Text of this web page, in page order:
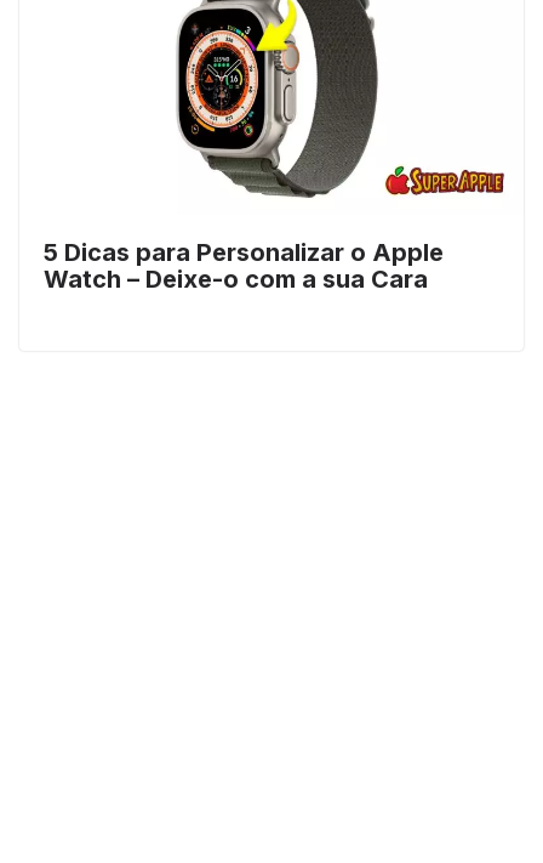
5 Dicas para Personalizar o Apple
Watch – Deixe-o com a sua Cara